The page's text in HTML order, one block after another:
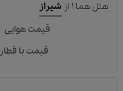
هتل هما ۱ از شیراز
قیمت هوایی
قیمت با قطار